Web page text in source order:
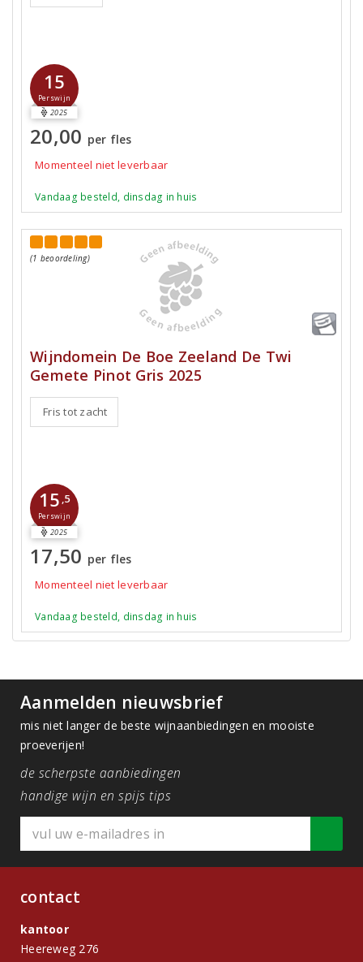
15
Perswijn
2025
20,00 per fles
Momenteel niet leverbaar
Vandaag besteld, dinsdag in huis
(1 beoordeling)
Wijndomein De Boe Zeeland De Twi
Gemete Pinot Gris 2025
Fris tot zacht
15 ,5
Perswijn
2025
17,50 per fles
Momenteel niet leverbaar
Vandaag besteld, dinsdag in huis
Aanmelden nieuwsbrief
mis niet langer de beste wijnaanbiedingen en mooiste
proeverijen!
de scherpste aanbiedingen
handige wijn en spijs tips
contact
kantoor
Heereweg 276